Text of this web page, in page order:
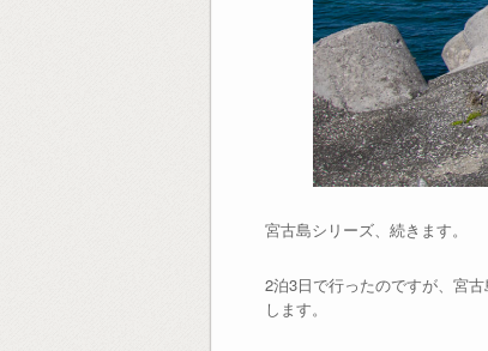
宮古島シリーズ、続きます。
2泊3日で行ったのですが、宮
します。